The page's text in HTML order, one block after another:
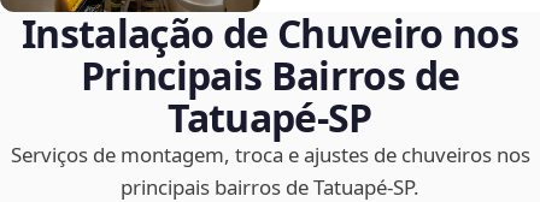
Instalação de Chuveiro nos
Principais Bairros de
Tatuapé‑SP
Serviços de montagem, troca e ajustes de chuveiros nos
principais bairros de Tatuapé‑SP.